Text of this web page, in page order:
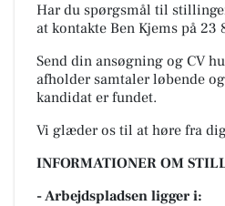
Har du spørgsmål til
at kontakte Ben Kjems på 23
Send din ansøgning og CV
afholder samtaler løbende
kandidat er fundet.
Vi glæder os til at høre fra
INFORMATIONER OM
- Arbejdspladsen ligger i: